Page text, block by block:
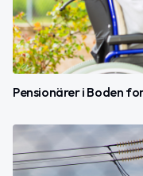
Pensionärer i Boden